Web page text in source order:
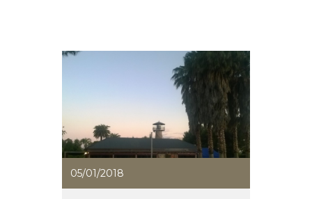
05/01/2018